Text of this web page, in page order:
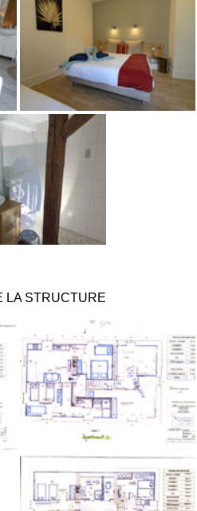
LA STRUCTURE